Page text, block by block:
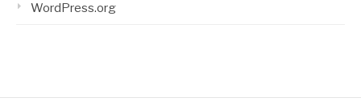
WordPress.org